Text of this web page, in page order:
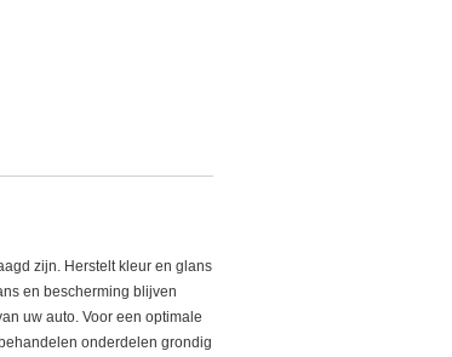
zijn. Herstelt kleur en glans
en bescherming blijven
uw auto. Voor een optimale
onderdelen grondig